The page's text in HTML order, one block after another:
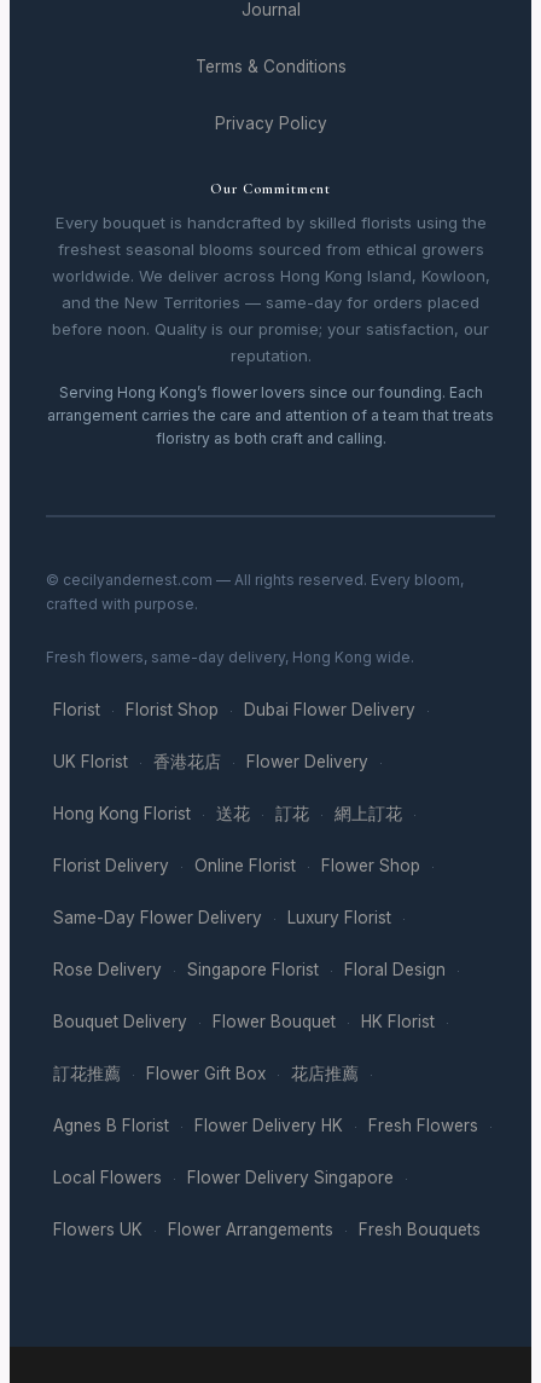
Journal
Terms & Conditions
Privacy Policy
Our Commitment
Every bouquet is handcrafted by skilled florists using the
freshest seasonal blooms sourced from ethical growers
worldwide. We deliver across Hong Kong Island, Kowloon,
and the New Territories — same-day for orders placed
before noon. Quality is our promise; your satisfaction, our
reputation.
Serving Hong Kong’s flower lovers since our founding. Each
arrangement carries the care and attention of a team that treats
floristry as both craft and calling.
© cecilyandernest.com — All rights reserved. Every bloom,
crafted with purpose.
Fresh flowers, same-day delivery, Hong Kong wide.
Florist · Florist Shop · Dubai Flower Delivery ·
UK Florist · 香港花店 · Flower Delivery ·
Hong Kong Florist · 送花 · 訂花 · 網上訂花 ·
Florist Delivery · Online Florist · Flower Shop ·
Same-Day Flower Delivery · Luxury Florist ·
Rose Delivery · Singapore Florist · Floral Design ·
Bouquet Delivery · Flower Bouquet · HK Florist ·
訂花推薦 · Flower Gift Box · 花店推薦 ·
Agnes B Florist · Flower Delivery HK · Fresh Flowers ·
Local Flowers · Flower Delivery Singapore ·
Flowers UK · Flower Arrangements · Fresh Bouquets